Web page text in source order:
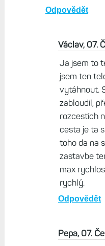
Odpovědět
Václav, 07.
Ja jsem to
jsem ten
vytáhnout.
zabloudil,
rozcestích
cesta je ta
toho da na
zastavbe
max
rychlý.
Odpovědět
Pepa, 07.